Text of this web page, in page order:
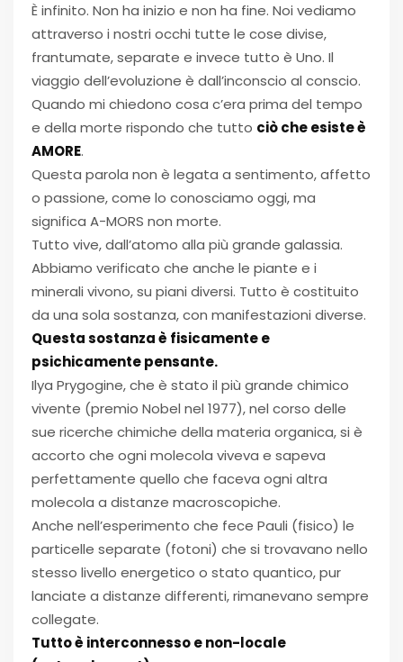
È infinito. Non ha inizio e non ha fine. Noi vediamo
attraverso i nostri occhi tutte le cose divise,
frantumate, separate e invece tutto è Uno. Il
viaggio dell’evoluzione è dall’inconscio al conscio.
Quando mi chiedono cosa c’era prima del tempo
e della morte rispondo che tutto ciò che esiste è
AMORE.
Questa parola non è legata a sentimento, affetto
o passione, come lo conosciamo oggi, ma
significa A-MORS non morte.
Tutto vive, dall’atomo alla più grande galassia.
Abbiamo verificato che anche le piante e i
minerali vivono, su piani diversi. Tutto è costituito
da una sola sostanza, con manifestazioni diverse.
Questa sostanza è fisicamente e
psichicamente pensante.
Ilya Prygogine, che è stato il più grande chimico
vivente (premio Nobel nel 1977), nel corso delle
sue ricerche chimiche della materia organica, si è
accorto che ogni molecola viveva e sapeva
perfettamente quello che faceva ogni altra
molecola a distanze macroscopiche.
Anche nell’esperimento che fece Pauli (fisico) le
particelle separate (fotoni) che si trovavano nello
stesso livello energetico o stato quantico, pur
lanciate a distanze differenti, rimanevano sempre
collegate.
Tutto è interconnesso e non-locale